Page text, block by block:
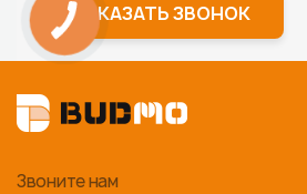
ЗАКАЗАТЬ ЗВОНОК
Звоните нам